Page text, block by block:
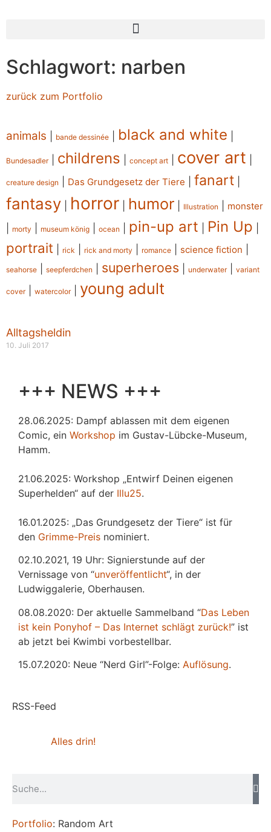
Schlagwort: narben
zurück zum Portfolio
animals bande dessinée black and white
Bundesadler| childrens concept art cover art
creature design Das Grundgesetz der Tiere fanart
fantasy horror humor Illustration monster
morty museum könig ocean pin-up art Pin Up
portrait rick rick and morty romance science fiction
seahorse seepferdchen superheroes underwater| variant
cover| watercolor| young adult
Alltagsheldin
10. Juli 2017
+++ NEWS +++
28.06.2025: Dampf ablassen mit dem eigenen
Comic, ein Workshop im Gustav-Lübcke-Museum,
Hamm.
21.06.2025: Workshop „Entwirf Deinen eigenen
Superhelden“ auf der Illu25.
16.01.2025: „Das Grundgesetz der Tiere“ ist für
den Grimme-Preis nominiert.
02.10.2021, 19 Uhr: Signierstunde auf der
Vernissage von “unveröffentlicht“, in der
Ludwiggalerie, Oberhausen.
08.08.2020: Der aktuelle Sammelband “Das Leben
ist kein Ponyhof – Das Internet schlägt zurück!” ist
ab jetzt bei Kwimbi vorbestellbar.
15.07.2020: Neue “Nerd Girl”-Folge: Auflösung.
RSS-Feed
Alles drin!
Portfolio: Random Art